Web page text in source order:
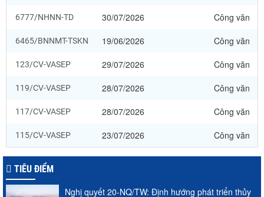
6777/NHNN-TD 30/07/2026 Công văn
6465/BNNMT-TSKN 19/06/2026 Công văn
123/CV-VASEP 29/07/2026 Công văn
119/CV-VASEP 28/07/2026 Công văn
117/CV-VASEP 28/07/2026 Công văn
115/CV-VASEP 23/07/2026 Công văn
TIÊU ĐIỂM
Nghị quyết 20-NQ/TW: Định hướng phát triển thủy